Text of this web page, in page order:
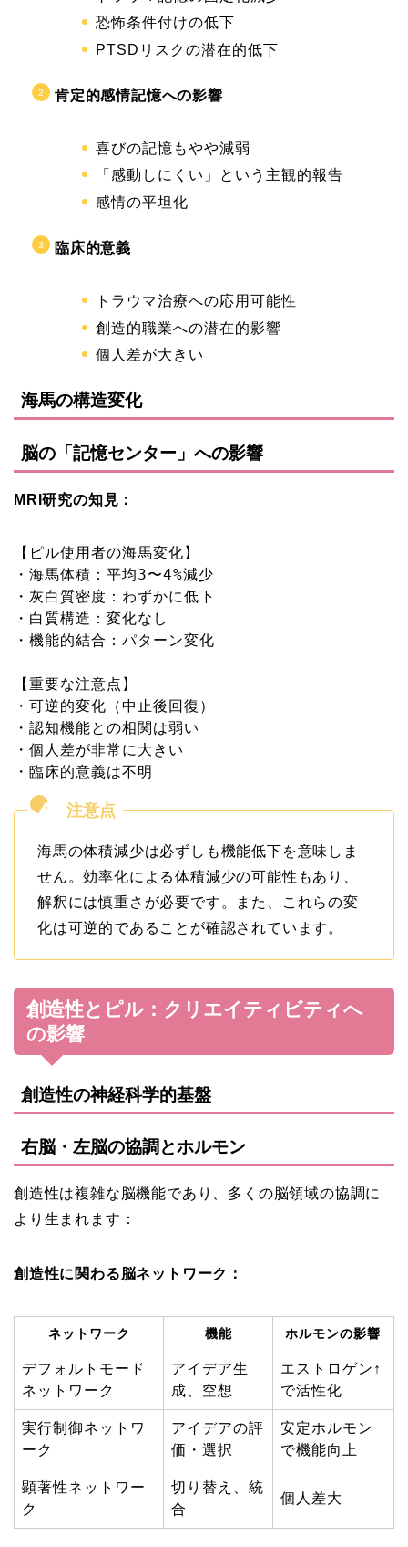
恐怖条件付けの低下
PTSDリスクの潜在的低下
肯定的感情記憶への影響
喜びの記憶もやや減弱
「感動しにくい」という主観的報告
感情の平坦化
臨床的意義
トラウマ治療への応用可能性
創造的職業への潜在的影響
個人差が大きい
海馬の構造変化
脳の「記憶センター」への影響
MRI研究の知見：
【ピル使用者の海馬変化】
・海馬体積：平均3〜4%減少
・灰白質密度：わずかに低下
・白質構造：変化なし
・機能的結合：パターン変化
【重要な注意点】
・可逆的変化（中止後回復）
・認知機能との相関は弱い
・個人差が非常に大きい
海馬の体積減少は必ずしも機能低下を意味しま
せん。効率化による体積減少の可能性もあり、
解釈には慎重さが必要です。また、これらの変
化は可逆的であることが確認されています。
創造性とピル：クリエイティビティへ
の影響
創造性の神経科学的基盤
右脳・左脳の協調とホルモン
創造性は複雑な脳機能であり、多くの脳領域の協調に
より生まれます：
創造性に関わる脳ネットワーク：
ネットワーク 機能 ホルモンの影響
デフォルトモード
ネットワーク
アイデア生
成、空想
エストロゲン↑
で活性化
実行制御ネットワ
ーク
アイデアの評
価・選択
安定ホルモン
で機能向上
顕著性ネットワー
ク
切り替え、統
合
個人差大